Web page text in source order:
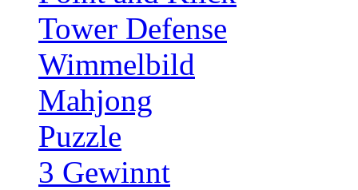
Tower Defense
Wimmelbild
Mahjong
Puzzle
3 Gewinnt